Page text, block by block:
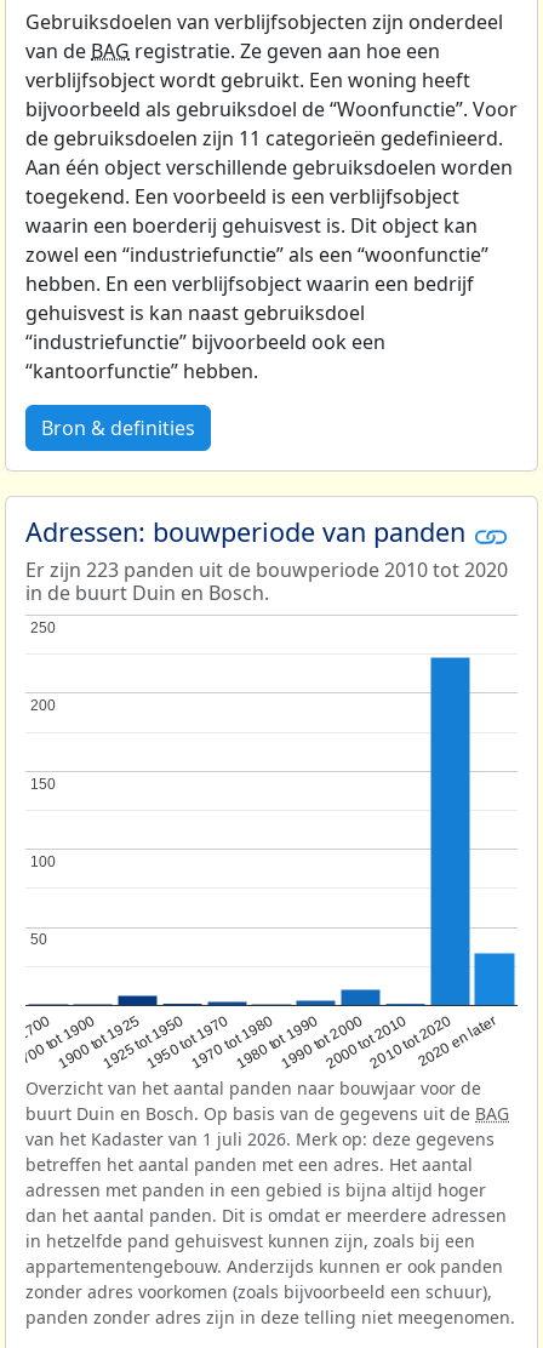
Gebruiksdoelen van verblijfsobjecten zijn onderdeel
van de BAG registratie. Ze geven aan hoe een
verblijfsobject wordt gebruikt. Een woning heeft
bijvoorbeeld als gebruiksdoel de “Woonfunctie”. Voor
de gebruiksdoelen zijn 11 categorieën gedefinieerd.
Aan één object verschillende gebruiksdoelen worden
toegekend. Een voorbeeld is een verblijfsobject
waarin een boerderij gehuisvest is. Dit object kan
zowel een “industriefunctie” als een “woonfunctie”
hebben. En een verblijfsobject waarin een bedrijf
gehuisvest is kan naast gebruiksdoel
“industriefunctie” bijvoorbeeld ook een
“kantoorfunctie” hebben.
Bron & definities
Adressen: bouwperiode van panden
Er zijn 223 panden uit de bouwperiode 2010 tot 2020
in de buurt Duin en Bosch.
1700
1700 tot 1900
1900 tot 19251925 tot 19501950 tot 19701970 tot 19801980 tot 19901990 tot 20002000 tot 20102010 tot 20202020 en later
50
50
100
100
150
150
200
200
250
250
Overzicht van het aantal panden naar bouwjaar voor de
buurt Duin en Bosch. Op basis van de gegevens uit de BAG
van het Kadaster van 1 juli 2026. Merk op: deze gegevens
betreffen het aantal panden met een adres. Het aantal
adressen met panden in een gebied is bijna altijd hoger
dan het aantal panden. Dit is omdat er meerdere adressen
in hetzelfde pand gehuisvest kunnen zijn, zoals bij een
appartementengebouw. Anderzijds kunnen er ook panden
zonder adres voorkomen (zoals bijvoorbeeld een schuur),
panden zonder adres zijn in deze telling niet meegenomen.